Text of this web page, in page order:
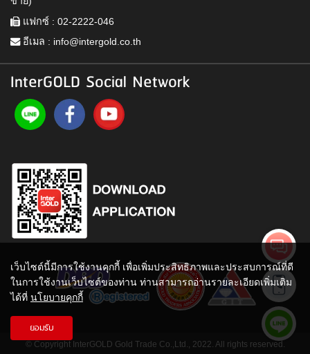
แฟกซ์ : 02-2222-046
อีเมล : info@intergold.co.th
InterGOLD Social Network
© Copyright InterGOLD Gold Trade Co.,Ltd., 2022. All rights reserved.
เว็บไซต์นี้มีการใช้งานคุกกี้ เพื่อเพิ่มประสิทธิภาพและประสบการณ์ที่ดี
ในการใช้งานเว็บไซต์ของท่าน ท่านสามารถอ่านรายละเอียดเพิ่มเติม
ได้ที่ นโยบายคุกกี้
ยอมรับ